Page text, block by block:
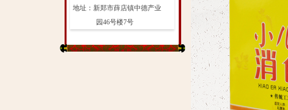
地址：新郑市薛店镇中德产业
园46号楼7号